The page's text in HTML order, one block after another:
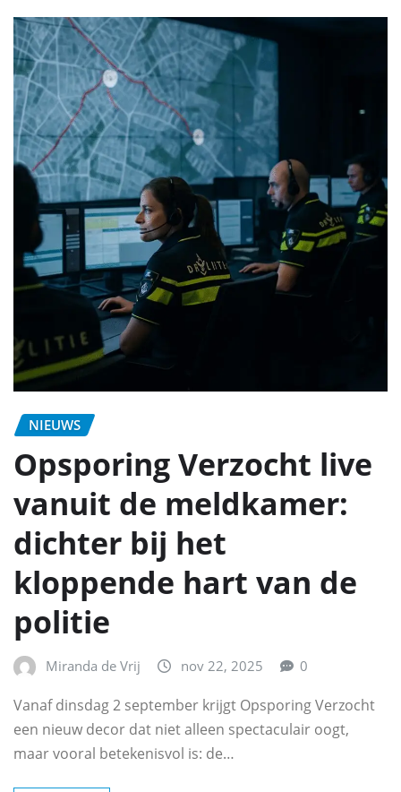
NIEUWS
Opsporing Verzocht live
vanuit de meldkamer:
dichter bij het
kloppende hart van de
politie
Miranda de Vrij nov 22, 2025 0
Vanaf dinsdag 2 september krijgt Opsporing Verzocht
een nieuw decor dat niet alleen spectaculair oogt,
maar vooral betekenisvol is: de…